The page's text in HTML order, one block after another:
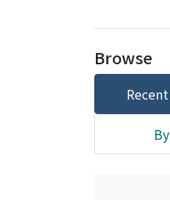
Browse